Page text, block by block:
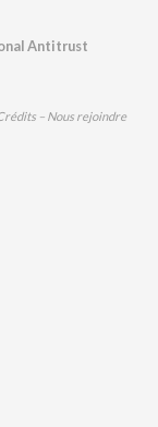
Antitrust
– Nous rejoindre